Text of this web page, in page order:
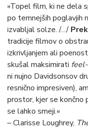
»Topel film, ki ne dela
po temnejših poglavjih
izvabljal solze. /…/
tradicije filmov o
izkrivljanjem ali
skušal maksimirati
ni nujno Davidsonsov
resnično impresiven),
prostor, kjer se končno
se lahko smeji.«
– Clarisse Loughrey,